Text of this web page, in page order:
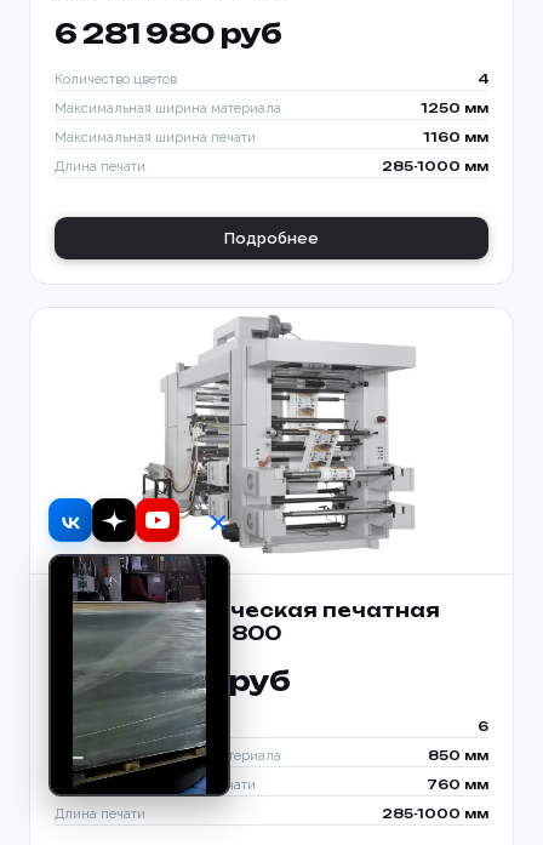
6 281 980 руб
Количество цветов 4
Максимальная ширина материала 1250 мм
Максимальная ширина печати 1160 мм
Длина печати 285-1000 мм
Подробнее
Флексографическая печатная
машина GYT6-800
6 942 020 руб
Количество цветов 6
Максимальная ширина материала 850 мм
Максимальная ширина печати 760 мм
Длина печати 285-1000 мм